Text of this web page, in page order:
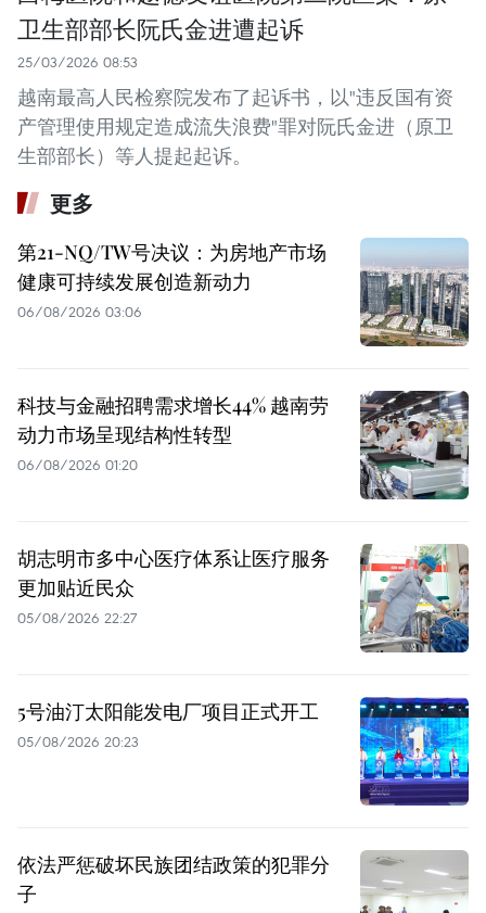
卫生部部长阮氏金进遭起诉
25/03/2026 08:53
越南最高人民检察院发布了起诉书，以"违反国有资
产管理使用规定造成流失浪费"罪对阮氏金进（原卫
生部部长）等人提起起诉。
更多
第21-NQ/TW号决议：为房地产市场
健康可持续发展创造新动力
06/08/2026 03:06
科技与金融招聘需求增长44% 越南劳
动力市场呈现结构性转型
06/08/2026 01:20
胡志明市多中心医疗体系让医疗服务
更加贴近民众
05/08/2026 22:27
5号油汀太阳能发电厂项目正式开工
05/08/2026 20:23
依法严惩破坏民族团结政策的犯罪分
子